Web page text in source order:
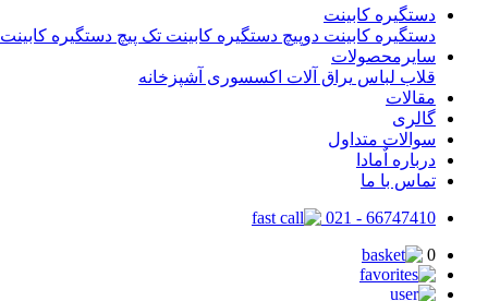
دستگیره کابینت
دستگیره کابینت دوپیچ دستگیره کابینت تک پیچ دستگیره
سایرمحصولات
قلاب لباس یراق آلات اکسسوری آشپزخانه
مقالات
گالری
سوالات متداول
درباره اٌمادا
تماس با ما
66747410 - 021
0